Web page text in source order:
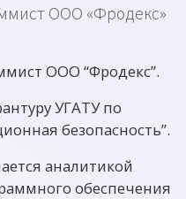
ООО «Фродекс»
ООО “Фродекс”.
УГАТУ по
безопасность”.
аналитикой
обеспечения